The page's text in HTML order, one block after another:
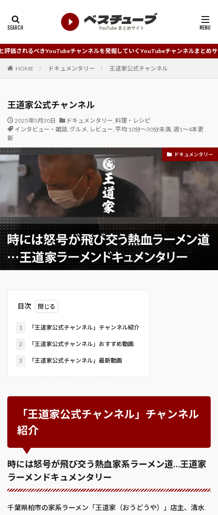
チャンネルを発掘していくYouTubeチャンネルまとめサイトです。
HOME ドキュメンタリー 王道家公式チャンネル
王道家公式チャンネル
2025年5月30日 ドキュメンタリー, 料理・レシピ
インタビュー・雑談, グルメ, レビュー, 平均 10分～30分未満, 週1～4本更
新
ドキュメンタリー
目次
1 「王道家公式チャンネル」チャンネル紹介
2 「王道家公式チャンネル」おすすめ動画
3 「王道家公式チャンネル」最新動画
「王道家公式チャンネル」チャンネル
紹介
時には怒号が飛び交う熱血家系ラーメン道…王道家
ラーメンドキュメンタリー
千葉県柏市の家系ラーメン「王道家（おうどうや）」店主、清水